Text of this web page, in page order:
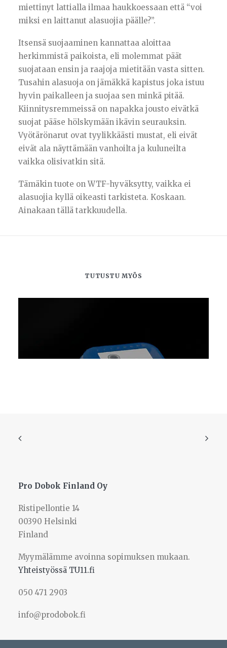
miettinyt lattialla ilmaa haukkoessaan että “voi
miksi en laittanut alasuojia päälle?”.
Itsensä suojaaminen kannattaa aloittaa
herkimmistä paikoista, eli molemmat päät
suojataan ensin ja raajoja mietitään vasta sitten.
Tusahin alasuoja on jämäkkä kapistus joka istuu
hyvin paikalleen ja suojaa sen minkä pitää.
Kiinnitysremmeissä on napakka jousto eivätkä
suojat pääse hölskymään ikävin seurauksin.
Vyötärönarut ovat tyylikkäästi mustat, eli eivät
eivät ala näyttämään vanhoilta ja kuluneilta
vaikka olisivatkin sitä.
Tämäkin tuote on WTF-hyväksytty, vaikka ei
alasuojia kyllä oikeasti tarkisteta. Koskaan.
Ainakaan tällä tarkkuudella.
TUTUSTU MYÖS
VALITSE VAIHTOEHDOISTA
tuotteella
on
useampi
muunnelma.
valinnat
tuotteen
Pro Dobok Finland Oy
Ristipellontie 14
00390 Helsinki
Finland
Myymälämme avoinna sopimuksen mukaan.
Yhteistyössä TU11.fi
050 471 2903
info@prodobok.fi